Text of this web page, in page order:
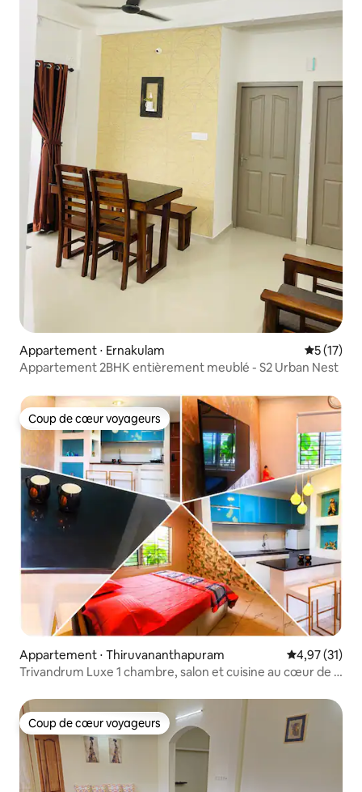
Appartement ⋅ Ernakulam
5 (17)
Appartement 2BHK entièrement meublé - S2 Urban Nest
Coup de cœur voyageurs
Coup de cœur voyageurs
Appartement ⋅ Thiruvananthapuram Évaluation
4,97 (31)
Trivandrum Luxe 1 chambre, salon et cuisine au cœur de la
Coup de cœur voyageurs
Coup de cœur voyageurs